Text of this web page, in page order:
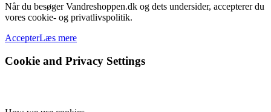
Når du besøger Vandreshoppen.dk og dets undersider, accepterer du
vores cookie- og privatlivspolitik.
AccepterLæs mere
Cookie and Privacy Settings